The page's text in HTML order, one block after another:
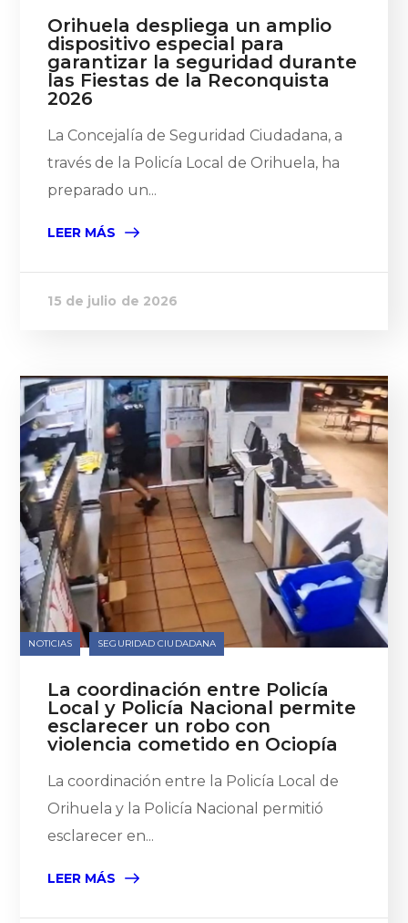
Orihuela despliega un amplio
dispositivo especial para
garantizar la seguridad durante
las Fiestas de la Reconquista
2026
La Concejalía de Seguridad Ciudadana, a
través de la Policía Local de Orihuela, ha
preparado un...
LEER MÁS
15 de julio de 2026
NOTICIAS SEGURIDAD CIUDADANA
La coordinación entre Policía
Local y Policía Nacional permite
esclarecer un robo con
violencia cometido en Ociopía
La coordinación entre la Policía Local de
Orihuela y la Policía Nacional permitió
esclarecer en...
LEER MÁS